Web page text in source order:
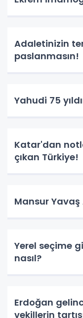
Adaletinizin
paslanmasın!
Yahudi 75
Katar'dan
çıkan Türkiye!
Mansur
Yerel seçime
nasıl?
Erdoğan
vekillerin